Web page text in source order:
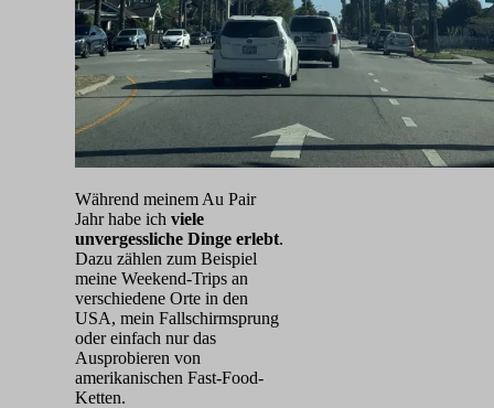
Während meinem Au Pair
Jahr habe ich viele
unvergessliche Dinge erlebt.
Dazu zählen zum Beispiel
meine Weekend-Trips an
verschiedene Orte in den
USA, mein Fallschirmsprung
oder einfach nur das
Ausprobieren von
amerikanischen Fast-Food-
Ketten.